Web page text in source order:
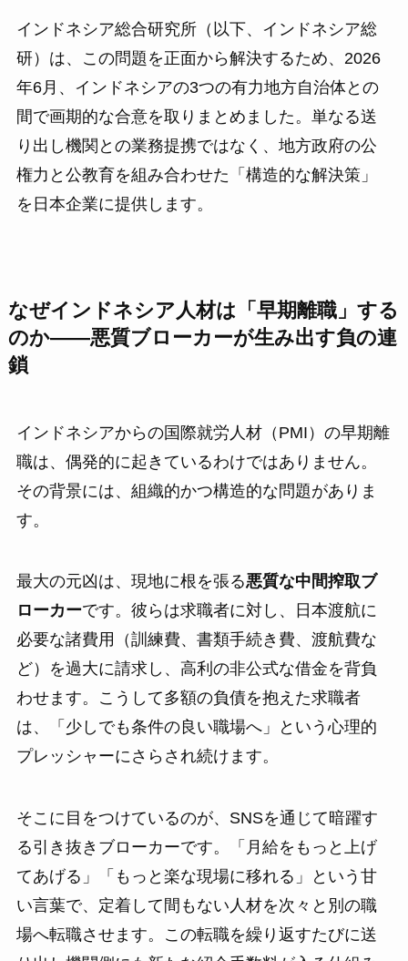
インドネシア総合研究所（以下、インドネシア総
研）は、この問題を正面から解決するため、2026
年6月、インドネシアの3つの有力地方自治体との
間で画期的な合意を取りまとめました。単なる送
り出し機関との業務提携ではなく、地方政府の公
権力と公教育を組み合わせた「構造的な解決策」
を日本企業に提供します。
なぜインドネシア人材は「早期離職」する
のか——悪質ブローカーが生み出す負の連
鎖
インドネシアからの国際就労人材（PMI）の早期離
職は、偶発的に起きているわけではありません。
その背景には、組織的かつ構造的な問題がありま
す。
最大の元凶は、現地に根を張る悪質な中間搾取ブ
ローカーです。彼らは求職者に対し、日本渡航に
必要な諸費用（訓練費、書類手続き費、渡航費な
ど）を過大に請求し、高利の非公式な借金を背負
わせます。こうして多額の負債を抱えた求職者
は、「少しでも条件の良い職場へ」という心理的
プレッシャーにさらされ続けます。
そこに目をつけているのが、SNSを通じて暗躍す
る引き抜きブローカーです。「月給をもっと上げ
てあげる」「もっと楽な現場に移れる」という甘
い言葉で、定着して間もない人材を次々と別の職
場へ転職させます。この転職を繰り返すたびに送